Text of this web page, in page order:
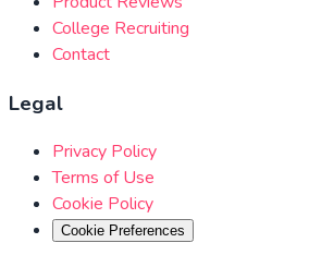
College Recruiting
Contact
Legal
Privacy Policy
Terms of Use
Cookie Policy
Cookie Preferences